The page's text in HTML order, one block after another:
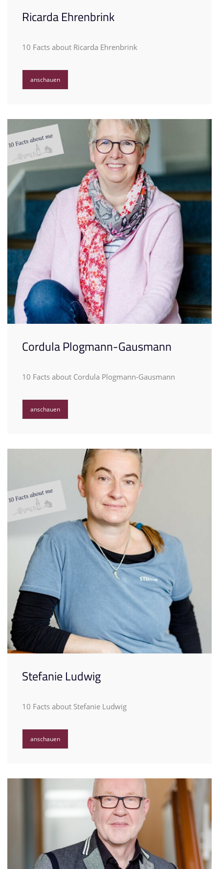
Ricarda Ehrenbrink
10 Facts about Ricarda Ehrenbrink
anschauen
Cordula Plogmann-Gausmann
10 Facts about Cordula Plogmann-Gausmann
anschauen
Stefanie Ludwig
10 Facts about Stefanie Ludwig
anschauen